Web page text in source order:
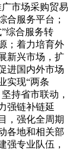
市场采购贸易
合服务平台；
综合服务转
；着力培育外
新兴市场，扩
进国内外市场
实现“两条
持省市联动，
强链补链延
，强化全周期
各地和相关部
强专业队伍，